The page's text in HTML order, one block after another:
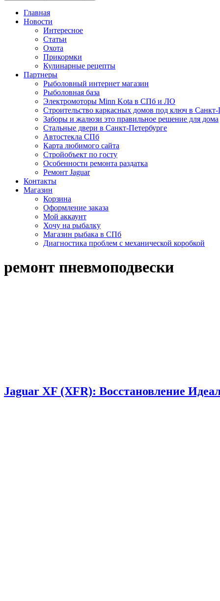
Главная
Новости
Интересное
Статьи
Охота
Прикормки
Кулинарные рецепты
Партнеры
Рыболовный интернет магазин
Рыболовная база
Электромоторы Minn Kota в СПб и ЛО
Строительство каркасных домов под ключ в Санкт-
Заборы и жалюзи это правильное решение для дома
Стальные двери в Санкт-Петербурге
Автостекла СПб
Карта любимого сайта
Стройобъект по госту
Особенности ремонта раздатка
Ремонт Jaguar
Контакты
Магазин
Корзина
Оформление заказа
Мой аккаунт
Хочу на рыбалку
Магазин рыбака в СПб
Диагностика проблем с механической коробкой
ремонт пневмоподвески
Jaguar XF (XFR): Восстановление